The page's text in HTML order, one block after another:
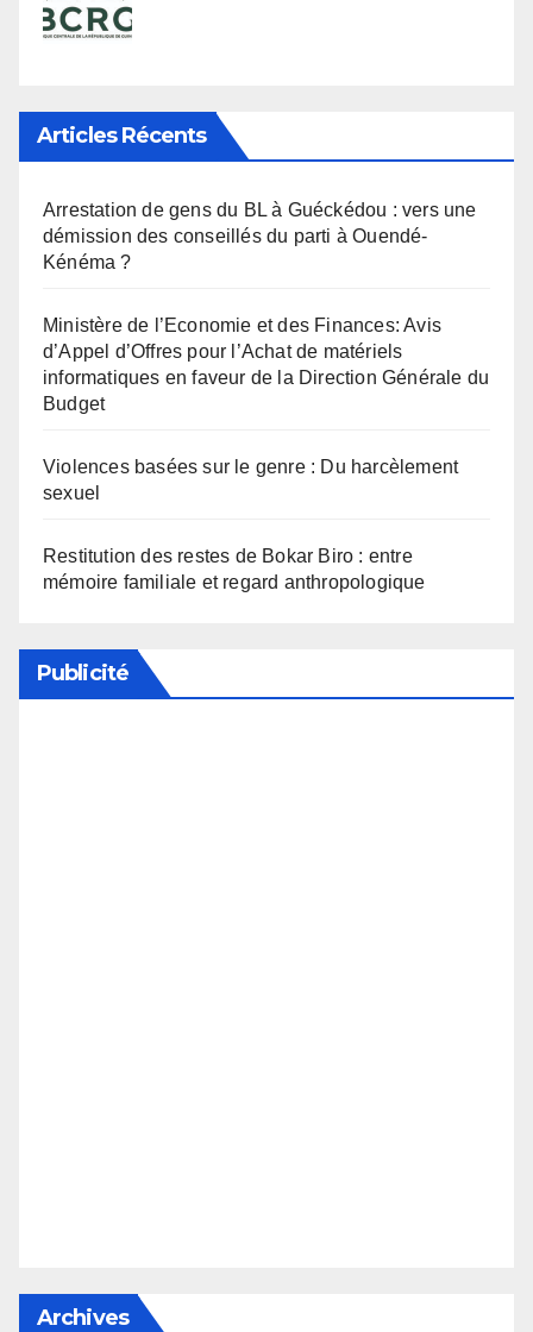
Articles Récents
Arrestation de gens du BL à Guéckédou : vers une
démission des conseillés du parti à Ouendé-
Kénéma ?
Ministère de l’Economie et des Finances: Avis
d’Appel d’Offres pour l’Achat de matériels
informatiques en faveur de la Direction Générale du
Budget
Violences basées sur le genre : Du harcèlement
sexuel
Restitution des restes de Bokar Biro : entre
mémoire familiale et regard anthropologique
Publicité
Archives